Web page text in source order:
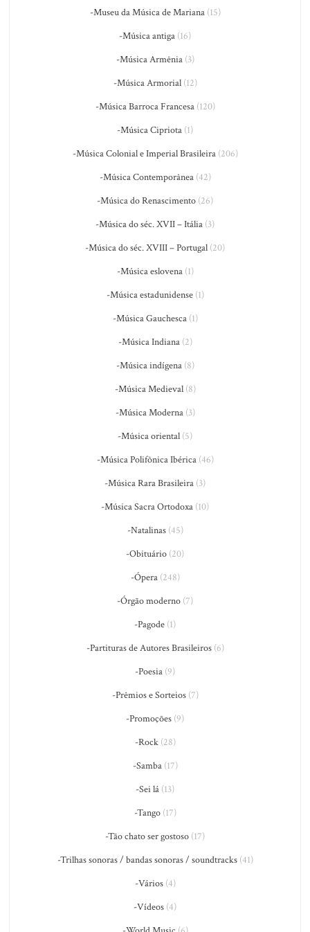
-Museu da Música de Mariana(15)
-Música antiga (16)
-Música Armênia(3)
-Música Armorial(12)
-Música Barroca Francesa(120)
-Música Cipriota (1)
-Música Colonial e Imperial Brasileira(206)
-Música Contemporânea(42)
-Música do Renascimento (26)
-Música do séc. XVII – Itália (3)
-Música do séc. XVIII – Portugal (20)
-Música eslovena(1)
-Música estadunidense(1)
-Música Gauchesca(1)
-Música Indiana(2)
-Música indígena(8)
-Música Medieval(8)
-Música Moderna(3)
-Música oriental (5)
-Música Polifônica Ibérica(46)
-Música Rara Brasileira (3)
-Música Sacra Ortodoxa (10)
-Natalinas(45)
-Obituário (20)
-Ópera(248)
-Órgão moderno (7)
-Pagode (1)
-Partituras de Autores Brasileiros(6)
-Poesia (9)
-Prêmios e Sorteios(7)
-Promoções (9)
-Rock(28)
-Samba(17)
-Sei lá (13)
-Tango(17)
-Tão chato ser gostoso (17)
-Trilhas sonoras / bandas sonoras / soundtracks(41)
-Vários(4)
-Vídeos (4)